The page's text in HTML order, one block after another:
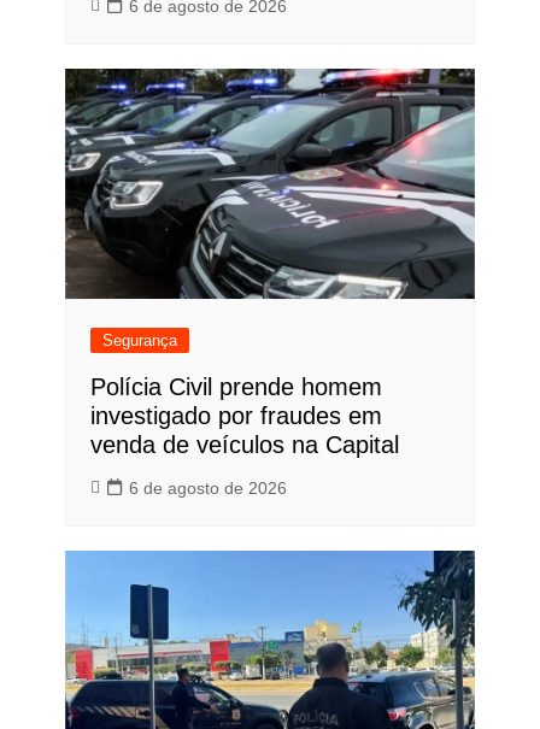
6 de agosto de 2026
Segurança
Polícia Civil prende homem
investigado por fraudes em
venda de veículos na Capital
6 de agosto de 2026